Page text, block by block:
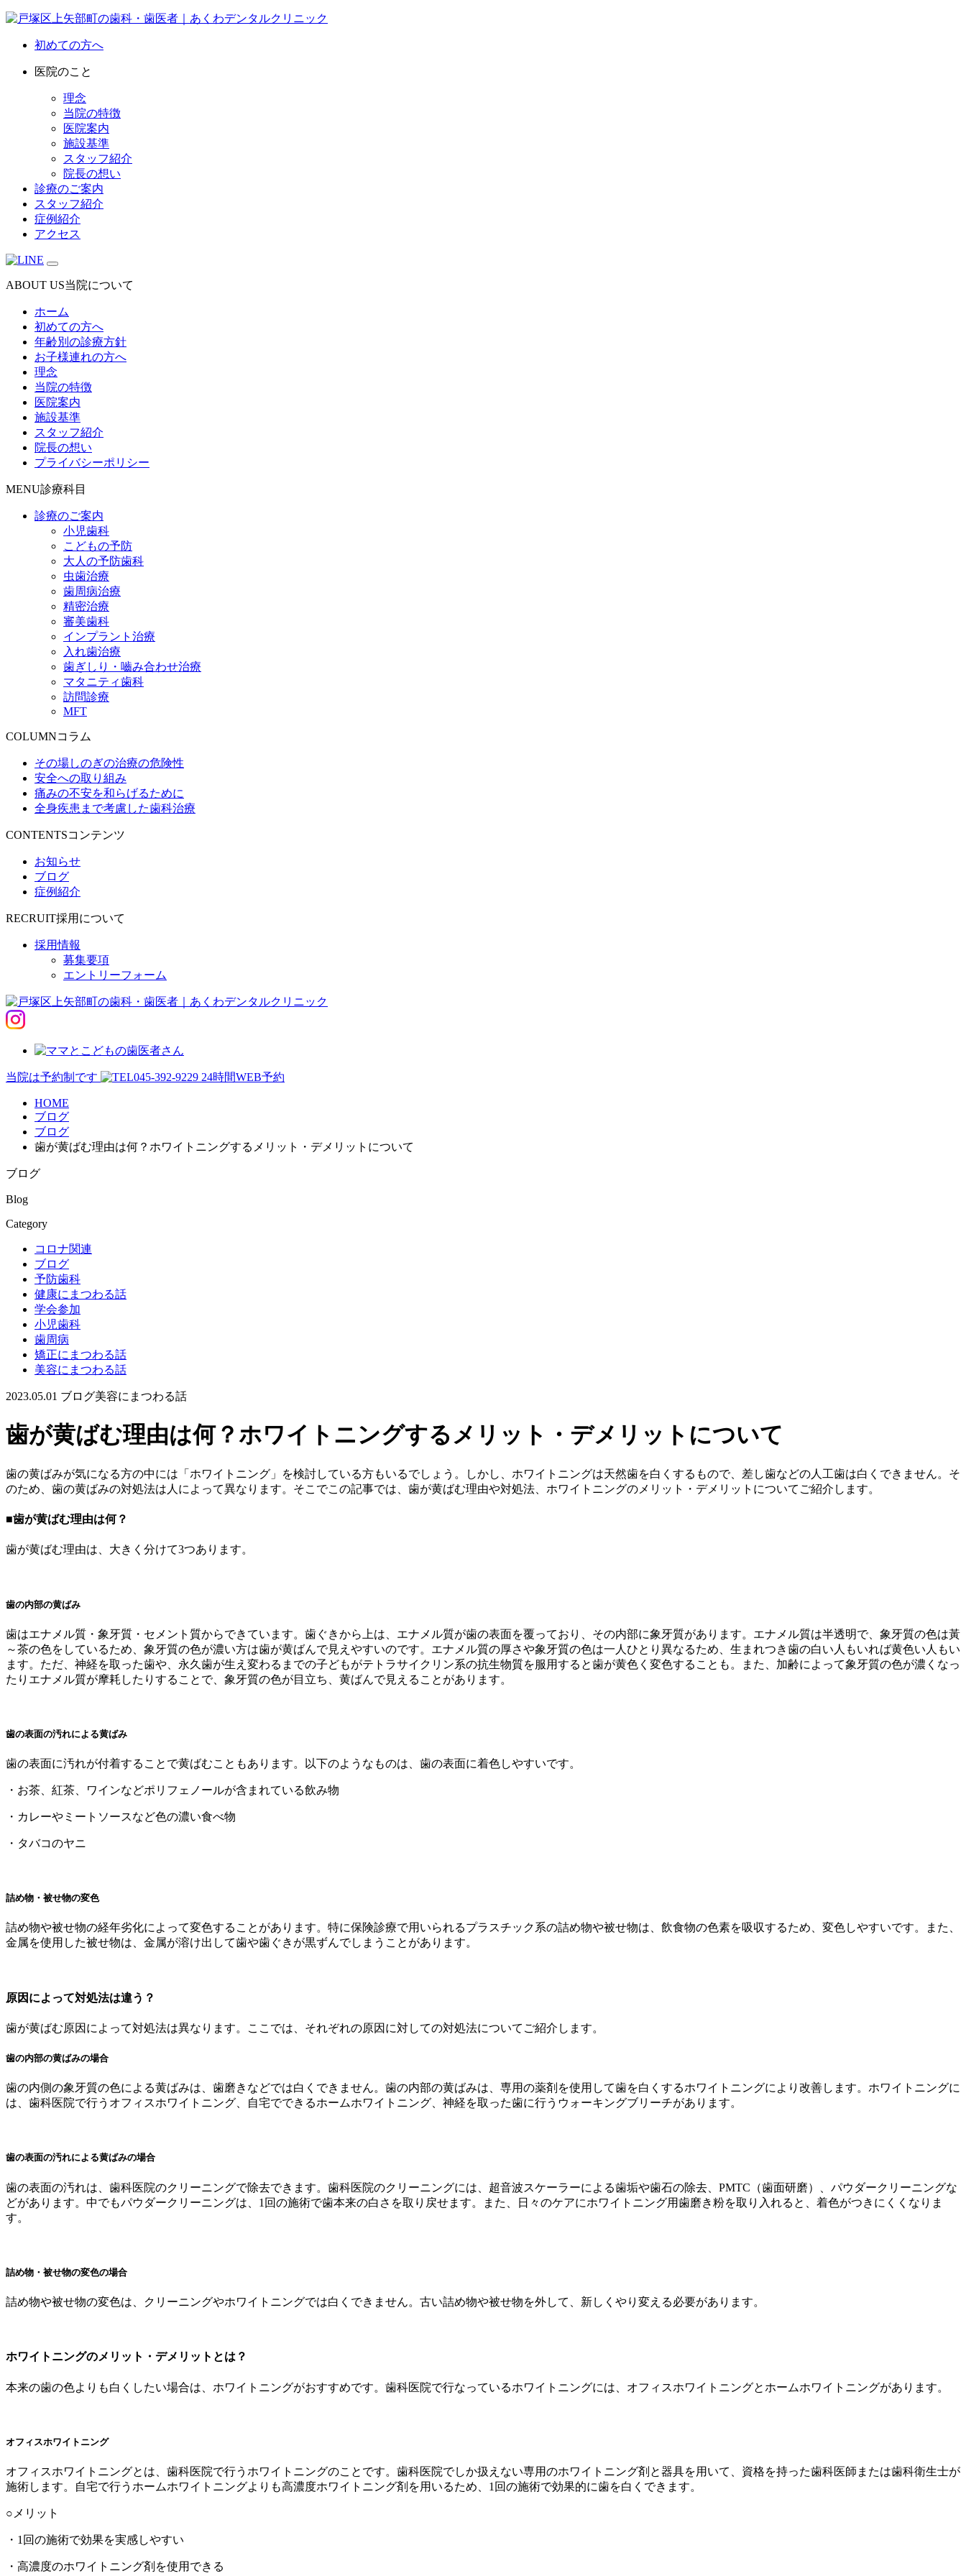
初めての方へ
医院のこと
理念
当院の特徴
医院案内
施設基準
スタッフ紹介
院長の想い
診療のご案内
スタッフ紹介
症例紹介
アクセス
ABOUT US当院について
ホーム
初めての方へ
年齢別の診療方針
お子様連れの方へ
理念
当院の特徴
医院案内
施設基準
スタッフ紹介
院長の想い
プライバシーポリシー
MENU診療科目
診療のご案内
小児歯科
こどもの予防
大人の予防歯科
虫歯治療
歯周病治療
精密治療
審美歯科
インプラント治療
入れ歯治療
歯ぎしり・嚙み合わせ治療
マタニティ歯科
訪問診療
MFT
COLUMNコラム
その場しのぎの治療の危険性
安全への取り組み
痛みの不安を和らげるために
全身疾患まで考慮した歯科治療
CONTENTSコンテンツ
お知らせ
ブログ
症例紹介
RECRUIT採用について
採用情報
募集要項
エントリーフォーム
当院は予約制です 045-392-9229 24時間WEB予約
HOME
ブログ
ブログ
歯が黄ばむ理由は何？ホワイトニングするメリット・デメリットについて
ブログ
Blog
Category
コロナ関連
ブログ
予防歯科
健康にまつわる話
学会参加
小児歯科
歯周病
矯正にまつわる話
美容にまつわる話
2023.05.01 ブログ美容にまつわる話
歯が黄ばむ理由は何？ホワイトニングするメリット・デメリットについて
歯の黄ばみが気になる方の中には「ホワイトニング」を検討している方もいるでしょう。しかし、ホワイトニングは天然歯を白くするもので、差し歯などの人工歯は白くできません。そ
のため、歯の黄ばみの対処法は人によって異なります。そこでこの記事では、歯が黄ばむ理由や対処法、ホワイトニングのメリット・デメリットについてご紹介します。
■歯が黄ばむ理由は何？
歯が黄ばむ理由は、大きく分けて3つあります。
歯の内部の黄ばみ
歯はエナメル質・象牙質・セメント質からできています。歯ぐきから上は、エナメル質が歯の表面を覆っており、その内部に象牙質があります。エナメル質は半透明で、象牙質の色は黃
～茶の色をしているため、象牙質の色が濃い方は歯が黄ばんで見えやすいのです。エナメル質の厚さや象牙質の色は一人ひとり異なるため、生まれつき歯の白い人もいれば黄色い人もい
ます。ただ、神経を取った歯や、永久歯が生え変わるまでの子どもがテトラサイクリン系の抗生物質を服用すると歯が黄色く変色することも。また、加齢によって象牙質の色が濃くなっ
たりエナメル質が摩耗したりすることで、象牙質の色が目立ち、黄ばんで見えることがあります。
歯の表面の汚れによる黄ばみ
歯の表面に汚れが付着することで黄ばむこともあります。以下のようなものは、歯の表面に着色しやすいです。
・お茶、紅茶、ワインなどポリフェノールが含まれている飲み物
・カレーやミートソースなど色の濃い食べ物
・タバコのヤニ
詰め物・被せ物の変色
詰め物や被せ物の経年劣化によって変色することがあります。特に保険診療で用いられるプラスチック系の詰め物や被せ物は、飲食物の色素を吸収するため、変色しやすいです。また、
金属を使用した被せ物は、金属が溶け出して歯や歯ぐきが黒ずんでしまうことがあります。
原因によって対処法は違う？
歯が黄ばむ原因によって対処法は異なります。ここでは、それぞれの原因に対しての対処法についてご紹介します。
歯の内部の黄ばみの場合
歯の内側の象牙質の色による黄ばみは、歯磨きなどでは白くできません。歯の内部の黄ばみは、専用の薬剤を使用して歯を白くするホワイトニングにより改善します。ホワイトニングに
は、歯科医院で行うオフィスホワイトニング、自宅でできるホームホワイトニング、神経を取った歯に行うウォーキングブリーチがあります。
歯の表面の汚れによる黄ばみの場合
歯の表面の汚れは、歯科医院のクリーニングで除去できます。歯科医院のクリーニングには、超音波スケーラーによる歯垢や歯石の除去、PMTC（歯面研磨）、パウダークリーニングな
どがあります。中でもパウダークリーニングは、1回の施術で歯本来の白さを取り戻せます。また、日々のケアにホワイトニング用歯磨き粉を取り入れると、着色がつきにくくなりま
す。
詰め物・被せ物の変色の場合
詰め物や被せ物の変色は、クリーニングやホワイトニングでは白くできません。古い詰め物や被せ物を外して、新しくやり変える必要があります。
ホワイトニングのメリット・デメリットとは？
本来の歯の色よりも白くしたい場合は、ホワイトニングがおすすめです。歯科医院で行なっているホワイトニングには、オフィスホワイトニングとホームホワイトニングがあります。
オフィスホワイトニング
オフィスホワイトニングとは、歯科医院で行うホワイトニングのことです。歯科医院でしか扱えない専用のホワイトニング剤と器具を用いて、資格を持った歯科医師または歯科衛生士が
施術します。自宅で行うホームホワイトニングよりも高濃度ホワイトニング剤を用いるため、1回の施術で効果的に歯を白くできます。
○メリット
・1回の施術で効果を実感しやすい
・高濃度のホワイトニング剤を使用できる